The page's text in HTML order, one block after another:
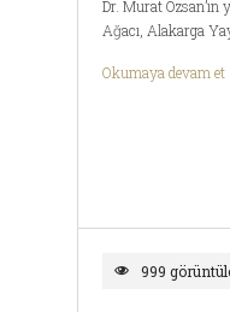
Dr. Murat Özsan’ın
Ağacı, Alakarga
Okumaya devam et ...
999